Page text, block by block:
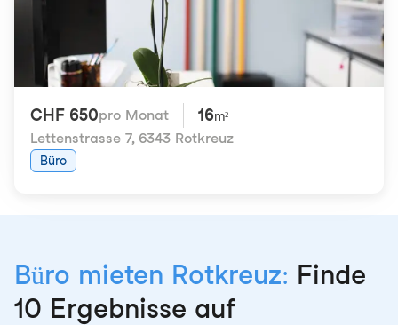
CHF 650pro Monat 16m²
Lettenstrasse 7, 6343 Rotkreuz
Büro
Büro mieten Rotkreuz: Finde
10 Ergebnisse auf